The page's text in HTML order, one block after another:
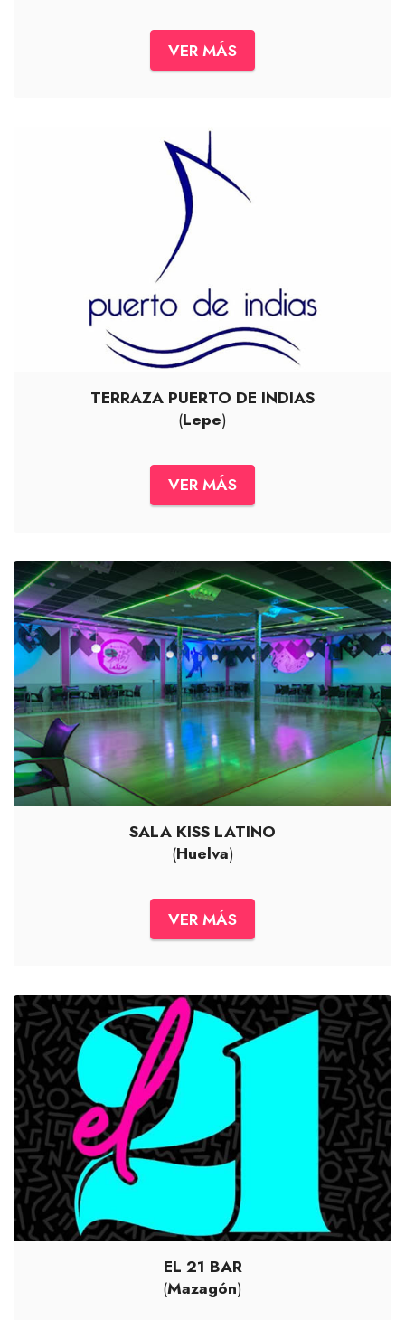
VER MÁS
TERRAZA PUERTO DE INDIAS
(Lepe)
VER MÁS
SALA KISS LATINO
(Huelva)
VER MÁS
EL 21 BAR
(Mazagón)